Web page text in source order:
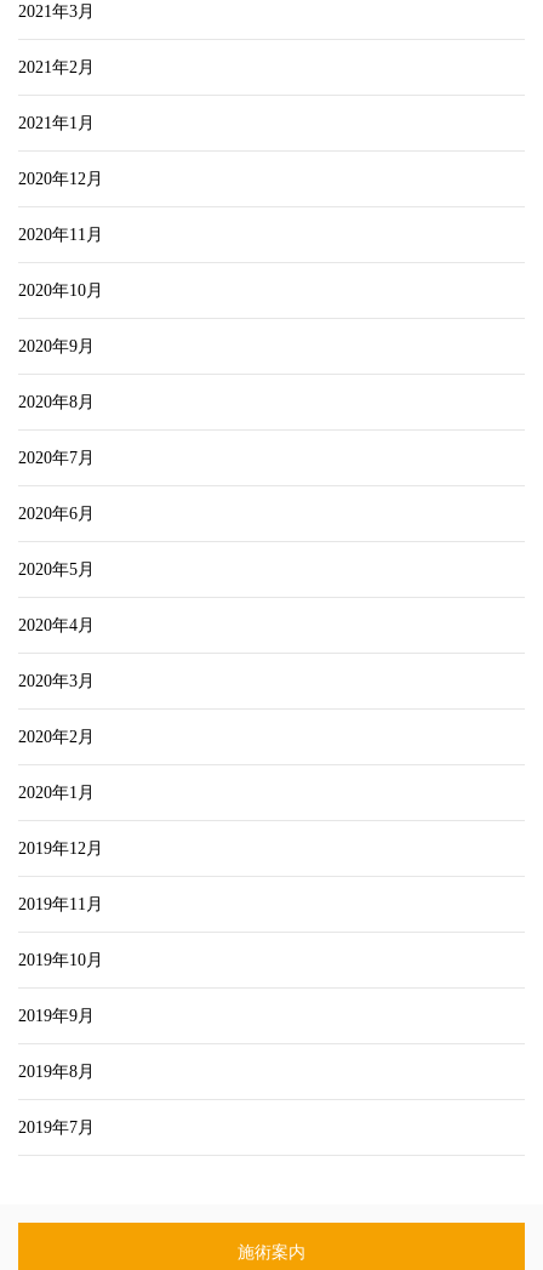
2021年3月
2021年2月
2021年1月
2020年12月
2020年11月
2020年10月
2020年9月
2020年8月
2020年7月
2020年6月
2020年5月
2020年4月
2020年3月
2020年2月
2020年1月
2019年12月
2019年11月
2019年10月
2019年9月
2019年8月
2019年7月
施術案内